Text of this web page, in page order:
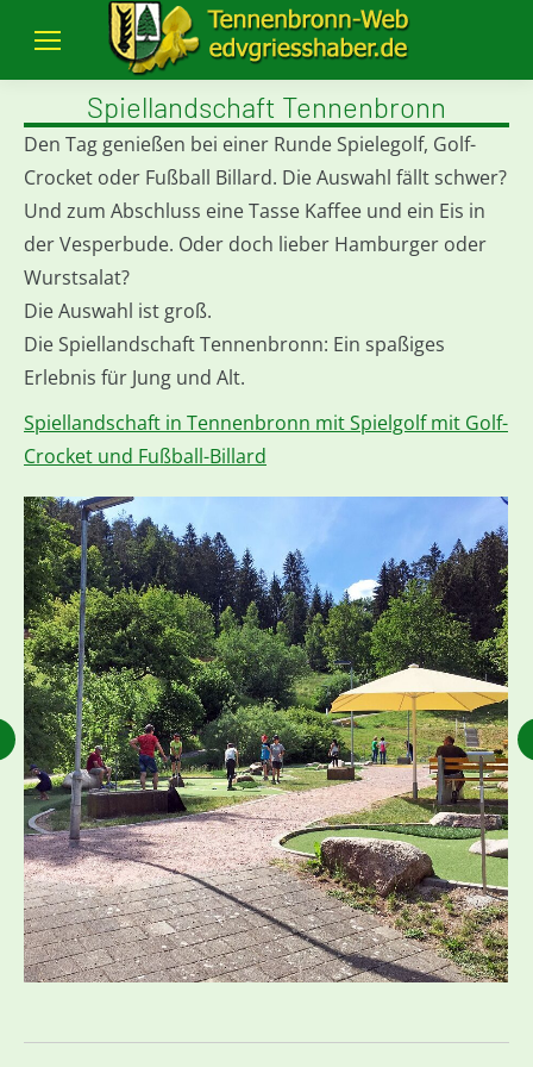
Spiellandschaft Tennenbronn
Den Tag genießen bei einer Runde Spielegolf, Golf-
Crocket oder Fußball Billard. Die Auswahl fällt schwer?
Und zum Abschluss eine Tasse Kaffee und ein Eis in
der Vesperbude. Oder doch lieber Hamburger oder
Wurstsalat?
Die Auswahl ist groß.
Die Spiellandschaft Tennenbronn: Ein spaßiges
Erlebnis für Jung und Alt.
Spiellandschaft in Tennenbronn mit Spielgolf mit Golf-
Crocket und Fußball-Billard